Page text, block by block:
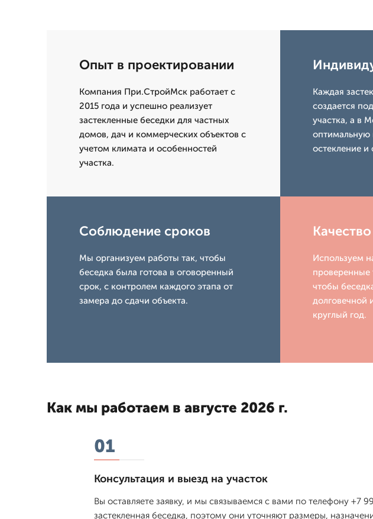
Опыт в проектировании
Компания При.СтройМск работает с
2015 года и успешно реализует
застекленные беседки для частных
домов, дач и коммерческих объектов с
учетом климата и особенностей
участка.
Каждая
создается
участка, а в
оптимальную
остекление и
Соблюдение сроков
Мы организуем работы так, чтобы
беседка была готова в оговоренный
срок, с контролем каждого этапа от
замера до сдачи объекта.
Используем
проверенные
чтобы
долговечной
круглый год.
Как мы работаем в августе 2026 г.
01
Консультация и выезд на участок
Вы оставляете заявку, и мы связываемся с вами по телефону
застекленная беседка, поэтому они уточняют размеры,